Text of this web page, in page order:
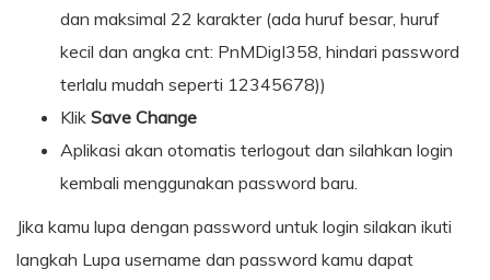
dan maksimal 22 karakter (ada huruf besar, huruf
kecil dan angka cnt: PnMDigI358, hindari password
terlalu mudah seperti 12345678))
Klik Save Change
Aplikasi akan otomatis terlogout dan silahkan login
kembali menggunakan password baru.
Jika kamu lupa dengan password untuk login silakan ikuti
langkah Lupa username dan password kamu dapat